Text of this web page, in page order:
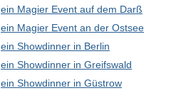
ein Magier Event auf dem Darß
ein Magier Event an der Ostsee
ein Showdinner in Berlin
ein Showdinner in Greifswald
ein Showdinner in Güstrow